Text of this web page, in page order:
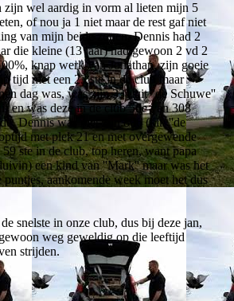
zijn wel aardig in vorm al lieten mijn 5
of nou ja 1 niet maar de rest gaf niet
van mijn beide zonen, Dennis had 2
die kleine (13 jaar) had gewoon 2 vd 2
knap werk van Jonathan, zijn goeie
tijd met een 23 ste in de club maar
dag was, was zijn 331 uit ''de Schuwe''
en was deze in de club 5de van 308
Dennis was met zijn 806 (klk ''de
met plek 21 en met overgewende
ste in de club, top heren, want papa
een kind van ''Mark'' maar was het
aankomende week moet het dus
snelste in onze club, dus bij deze jan,
weg geweldig op die leeftijd
strijden.